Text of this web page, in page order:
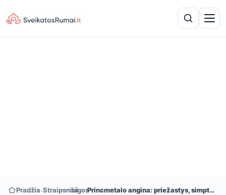
Pradžia›Straipsniai
›Ligos
› Princmetalo angina: priežastys, simptomai ir gydymas